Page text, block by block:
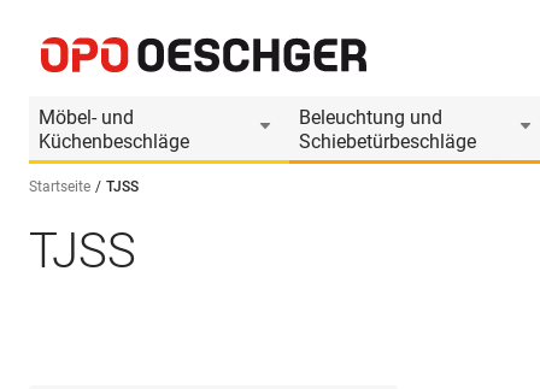
Möbel- und
Küchenbeschläge
Beleuchtung und
Schiebetürbeschläge
Sprache wählen (DE)
Startseite TJSS
TJSS